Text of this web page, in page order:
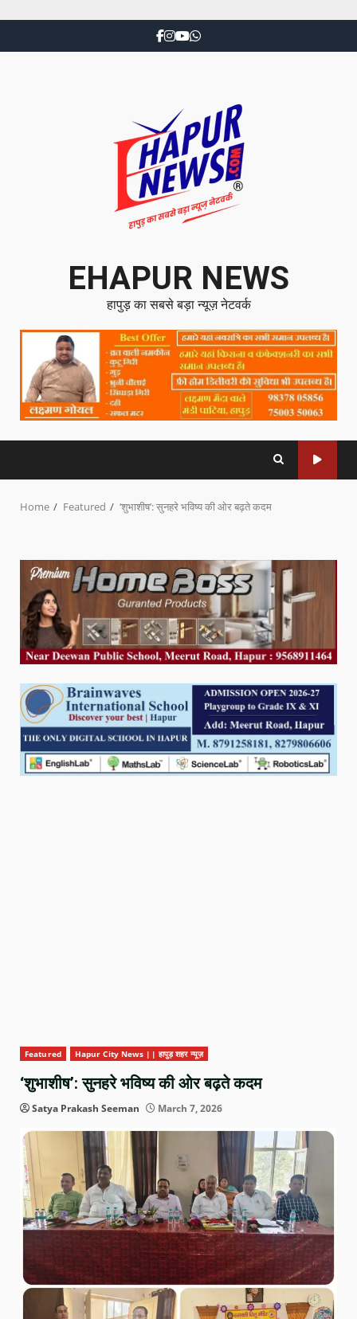
EHAPUR NEWS
हापुड़ का सबसे बड़ा न्यूज़ नेटवर्क
Home Featured ‘शुभाशीष’: सुनहरे भविष्य की ओर बढ़ते कदम
Featured Hapur City News || हापुड़ शहर न्यूज़
‘शुभाशीष’: सुनहरे भविष्य की ओर बढ़ते कदम
Satya Prakash Seeman March 7, 2026